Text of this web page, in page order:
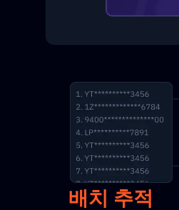
배치 추적